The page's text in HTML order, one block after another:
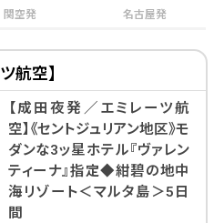
関空発 名古屋発
航空】
【成田夜発／エミレーツ航
空】《セントジュリアン地区》モ
ダンな3ッ星ホテル『ヴァレン
ティーナ』指定◆紺碧の地中
海リゾート＜マルタ島＞5日
間